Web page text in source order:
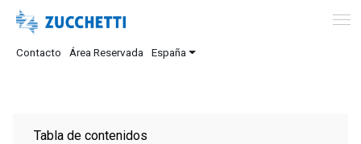
Contacto Área Reservada España
Tabla de contenidos